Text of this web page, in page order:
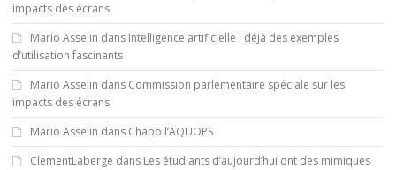
impacts des écrans
Mario Asselin dans Intelligence artificielle : déjà des exemples
d’utilisation fascinants
Mario Asselin dans Commission parlementaire spéciale sur les
impacts des écrans
Mario Asselin dans Chapo l’AQUOPS
ClementLaberge dans Les étudiants d’aujourd’hui ont des mimiques